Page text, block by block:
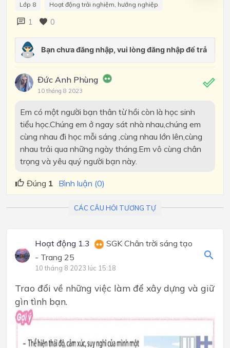
Lớp 8 Hoạt động trải nghiệm, hướng nghiệp
1 0
Đức Anh Phùng
10 tháng 8 2023
Em có một người bạn thân từ hồi còn là học sinh
tiểu học.Chúng em ở ngay sát nhà nhau,chúng em
cùng nhau đi học mỗi sáng ,cùng nhau lớn lên,cùng
nhau trải qua những ngày tháng.Em vô cùng chân
trọng và yêu quý người bạn này.
Đúng 1 Bình luận (0)
CÁC CÂU HỎI TƯƠNG TỰ
Hoạt động 1.3
SGK Chân trời sáng tạo
- Trang 25
10 tháng 8 2023 lúc 15:18
Trao đổi về những việc làm để xây dựng và giữ
gìn tình bạn.